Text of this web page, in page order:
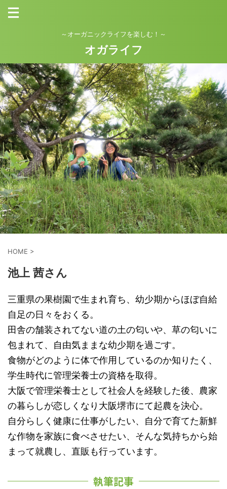
～オーガニックライフを楽しむ！～
オガライフ
HOME >
池上 茜さん
三重県の果樹園で生まれ育ち、幼少期からほぼ自給
自足の日々をおくる。
田舎の舗装されてない道の土の匂いや、草の匂いに
包まれて、自由気ままな幼少期を過ごす。
食物がどのように体で作用しているのか知りたく、
学生時代に管理栄養士の資格を取得。
大阪で管理栄養士として社会人を経験した後、農家
の暮らしが恋しくなり大阪堺市にて起農を決心。
自分らしく健康に仕事がしたい、自分で育てた新鮮
な作物を家族に食べさせたい、そんな気持ちから始
まって就農し、直販も行っています。
執筆記事